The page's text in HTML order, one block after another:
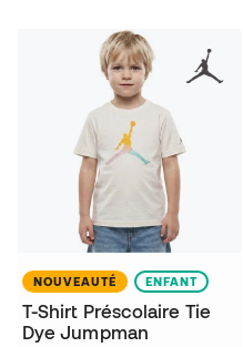
NOUVEAUTÉ ENFANT
T-Shirt Préscolaire Tie
Dye Jumpman